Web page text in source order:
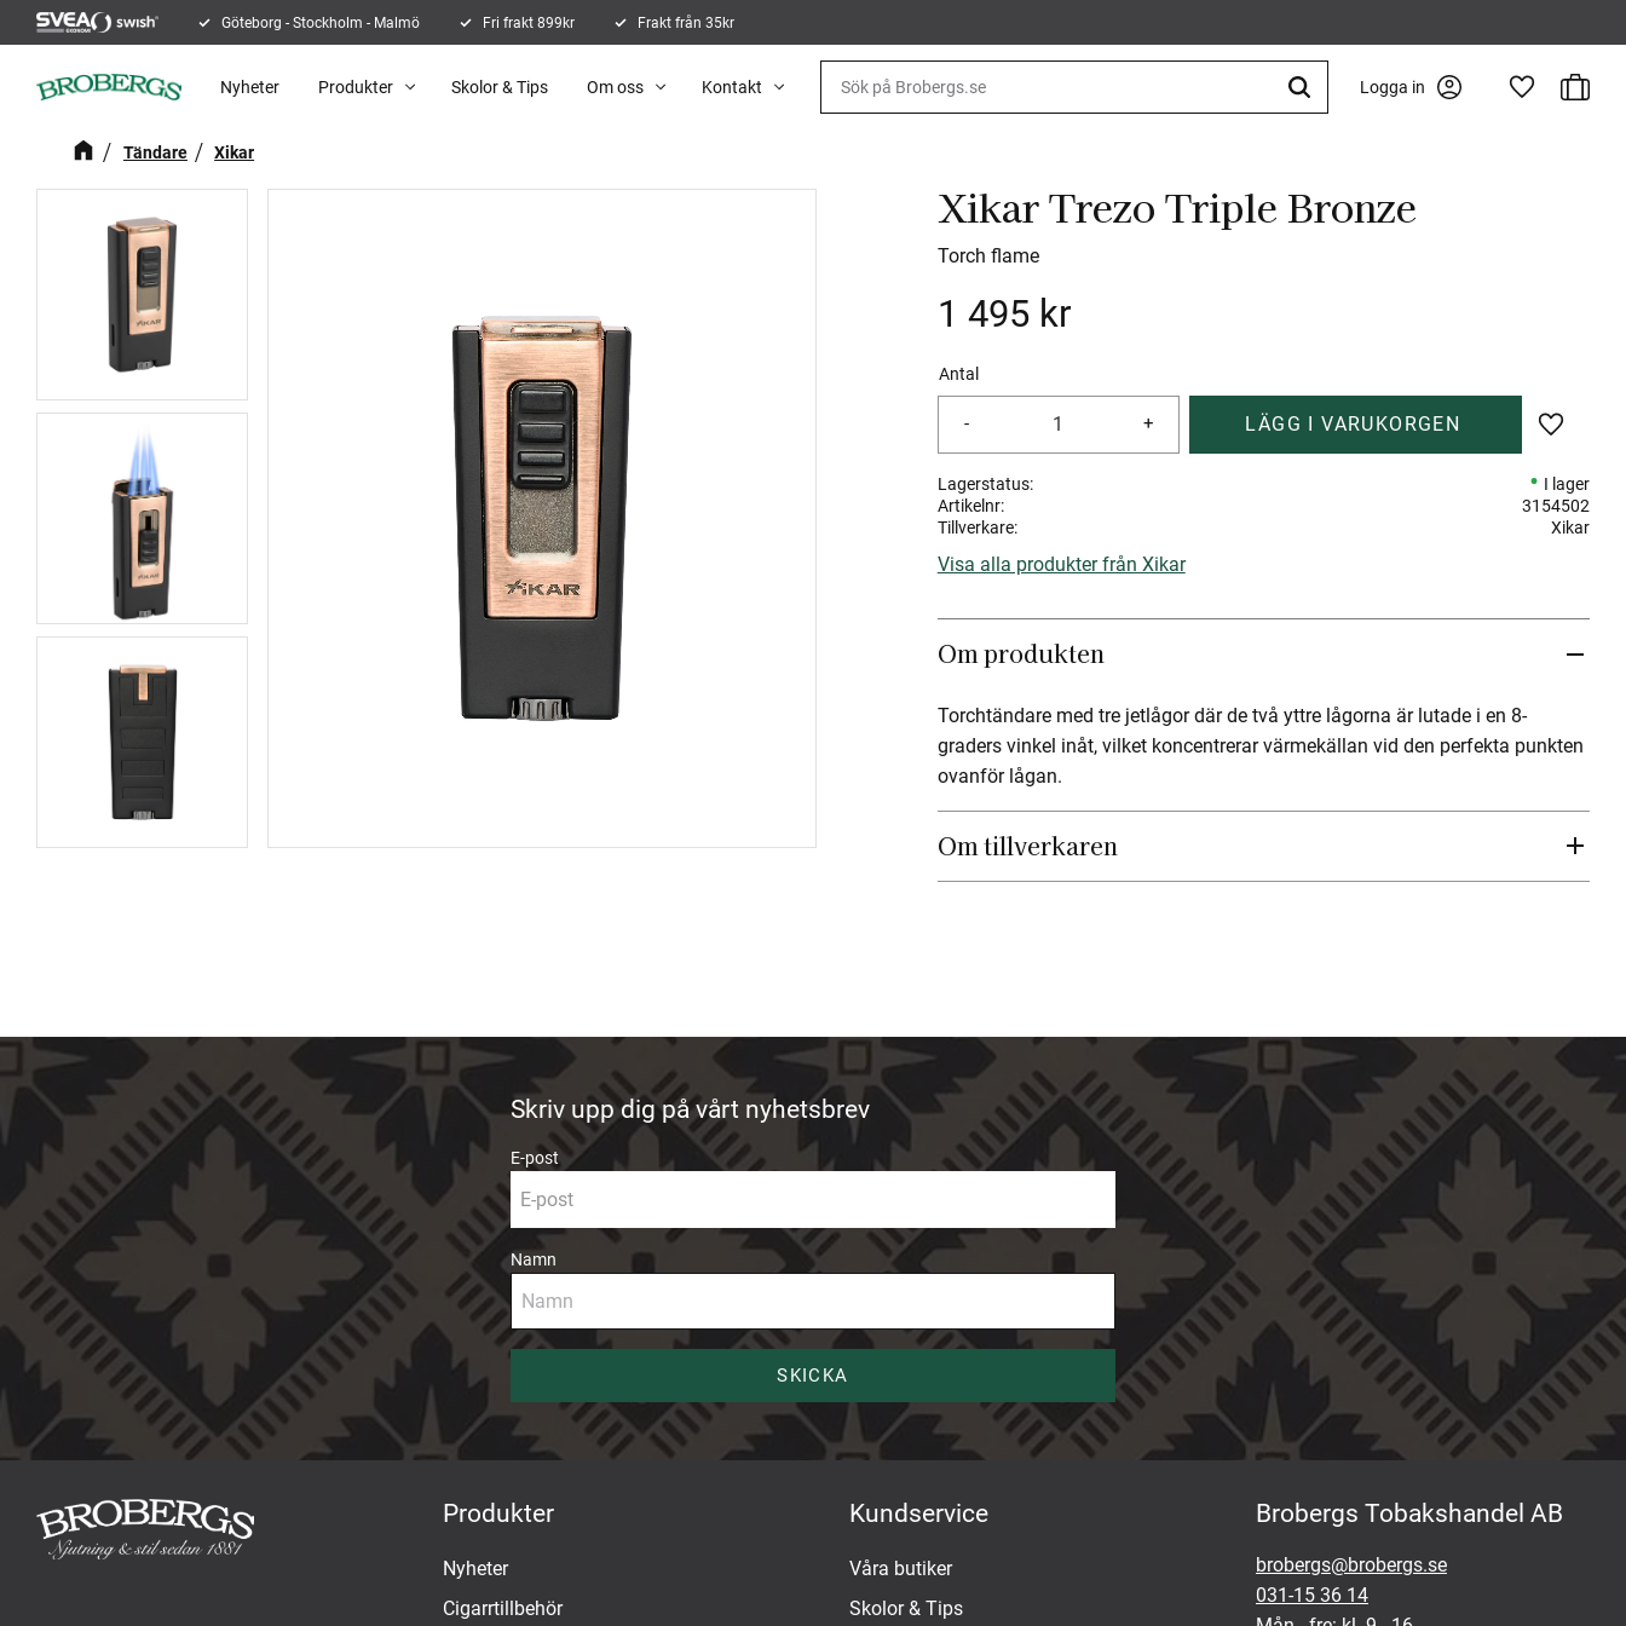
Göteborg - Stockholm - Malmö Fri frakt 899kr Frakt från 35kr
Logga in Favoriter
Nyheter Produkter Skolor & Tips Om oss Kontakt
Tändare Xikar
Xikar Trezo Triple Bronze
Torch flame
1 495kr
Antal
+
-
Lägg till
Lagerstatus
I lager
Artikelnr
3154502
Tillverkare
Xikar
Visa alla produkter från Xikar
Om produkten
Torchtändare med tre jetlågor där de två yttre lågorna är lutade i en 8-
graders vinkel inåt, vilket koncentrerar värmekällan vid den perfekta punkten
ovanför lågan.
Om tillverkaren
Skriv upp dig på vårt nyhetsbrev
E-post
Namn
SKICKA
Produkter
Nyheter
Cigarrtillbehör
Kundservice
Våra butiker
Skolor & Tips
Brobergs Tobakshandel AB
brobergs@brobergs.se
031-15 36 14